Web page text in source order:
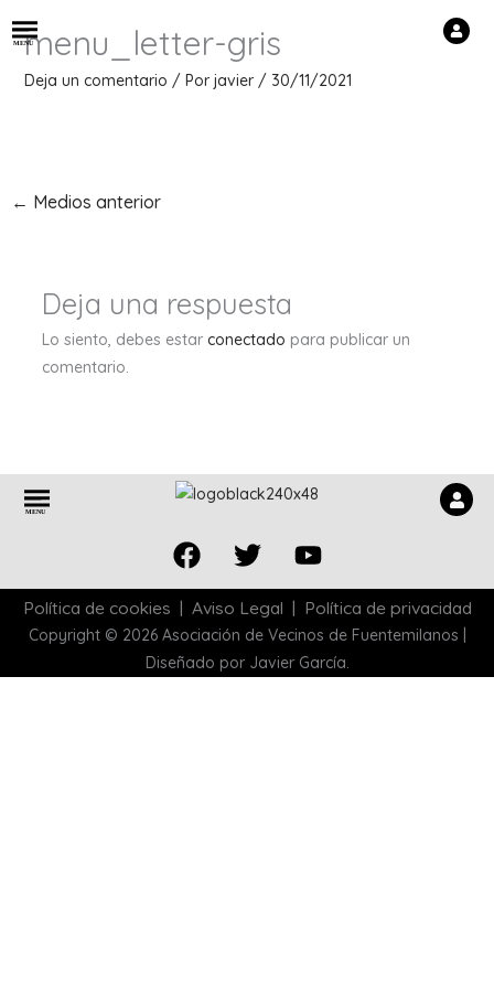
MENU
menu_letter-gris
Deja un comentario / Por javier / 30/11/2021
← Medios anterior
Deja una respuesta
Lo siento, debes estar conectado para publicar un
comentario.
Menú
MENU
Facebook
TwitterYoutube
Política de cookies | Aviso Legal | Política de privacidad
Copyright © 2026 Asociación de Vecinos de Fuentemilanos |
Diseñado por Javier García.